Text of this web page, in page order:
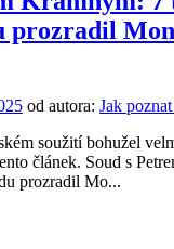
prozradil
od autora: Jak
soužití bohužel
článek. Soud s
prozradil Mo...